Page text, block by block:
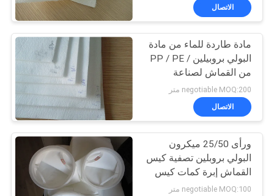
خريطة
الموقع
PRIVACY
POLICY
تصفية اكسسوارات
الصحافة
كيس الفلتر الصناعي
92
الاتصال
مادة طاردة للماء من مادة
البولي بروبيلين / PP / PE
من القماش لصناعة
الجلفنة
negotiable MOQ:200 متر
الاتصال
ورأى 25/50 ميكرون
البولي بروبلين تصفية كيس
القماش إبرة كمات كيس
فلتر محبوكة
negotiable MOQ:100 متر